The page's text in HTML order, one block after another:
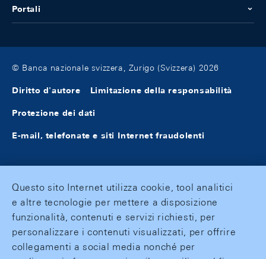
Portali
© Banca nazionale svizzera, Zurigo (Svizzera) 2026
Diritto d'autore Limitazione della responsabilità
Protezione dei dati
E-mail, telefonate e siti Internet fraudolenti
Questo sito Internet utilizza cookie, tool analitici
e altre tecnologie per mettere a disposizione
funzionalità, contenuti e servizi richiesti, per
personalizzare i contenuti visualizzati, per offrire
collegamenti a social media nonché per